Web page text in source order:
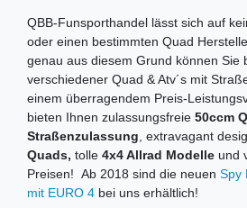
QBB-Funsporthandel lässt sich auf
oder einen bestimmten Quad
genau aus diesem Grund können Sie
verschiedener Quad & Atv´s mit
einem überragendem Preis-
bieten Ihnen zulassungsfreie 50ccm
Straßenzulassung, extravagant
Quads, tolle 4x4 Allrad Modelle und
Preisen! Ab 2018 sind die neuen Spy
mit EURO 4 bei uns erhältlich!